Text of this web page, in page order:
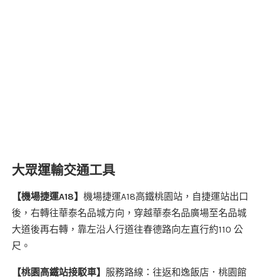
大眾運輸交通工具
【機場捷運A18】 機場捷運A18高鐵桃園站，自捷運站出口
後，右轉往華泰名品城方向，穿越華泰名品廣場至名品城
大道後再右轉，靠左沿人行道往春德路向左直行約110 公
尺。
【桃園高鐵站接駁車】 服務路線：往返和逸飯店．桃園館